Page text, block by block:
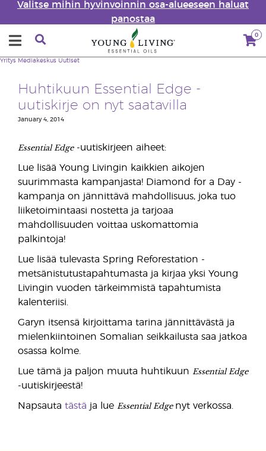
Valitse mihin hyvinvoinnin osa-alueeseen haluat
panostaa
0
Yritys Mediakeskus Uutiset
Huhtikuun Essential Edge -
uutiskirje on nyt saatavilla
January 4, 2014
Essential Edge-uutiskirjeen aiheet:
Lue lisää Young Livingin kaikkien aikojen
suurimmasta kampanjasta! Diamond for a Day -
kampanja on jännittävä mahdollisuus, joka tuo
liiketoimintaasi nostetta ja tarjoaa
mahdollisuuden voittaa uskomattomia
palkintoja!
Lue lisää tulevasta Spring Reforestation -
metsänistutustapahtumasta ja kirjaa yksi Young
Livingin vuoden tärkeimmistä tapahtumista
kalenteriisi.
Garyn itsensä kirjoittama tarina jännittävästä ja
mielenkiintoinen Somalian seikkailusta saa jatkoa
osassa kolme.
Lue tämä ja paljon muuta huhtikuun Essential Edge
-uutiskirjeestä!
Napsauta tästä ja lue Essential Edge nyt verkossa.